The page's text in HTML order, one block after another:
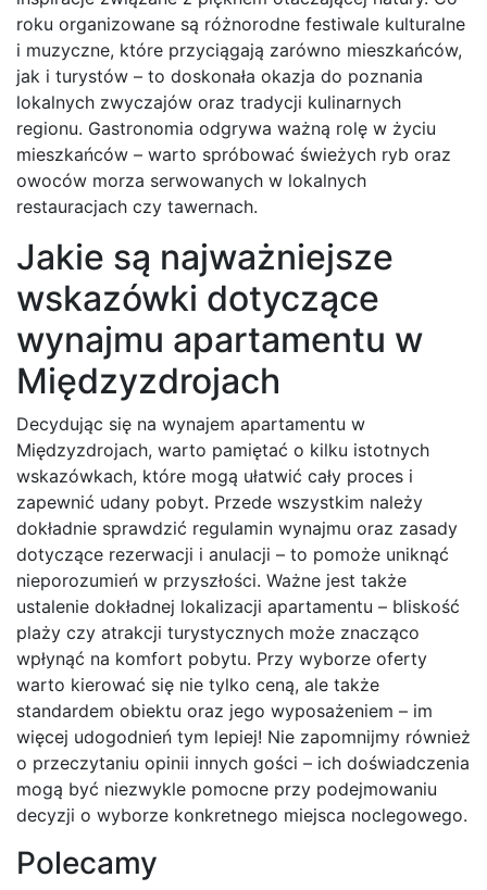
roku organizowane są różnorodne festiwale kulturalne
i muzyczne, które przyciągają zarówno mieszkańców,
jak i turystów – to doskonała okazja do poznania
lokalnych zwyczajów oraz tradycji kulinarnych
regionu. Gastronomia odgrywa ważną rolę w życiu
mieszkańców – warto spróbować świeżych ryb oraz
owoców morza serwowanych w lokalnych
restauracjach czy tawernach.
Jakie są najważniejsze
wskazówki dotyczące
wynajmu apartamentu w
Międzyzdrojach
Decydując się na wynajem apartamentu w
Międzyzdrojach, warto pamiętać o kilku istotnych
wskazówkach, które mogą ułatwić cały proces i
zapewnić udany pobyt. Przede wszystkim należy
dokładnie sprawdzić regulamin wynajmu oraz zasady
dotyczące rezerwacji i anulacji – to pomoże uniknąć
nieporozumień w przyszłości. Ważne jest także
ustalenie dokładnej lokalizacji apartamentu – bliskość
plaży czy atrakcji turystycznych może znacząco
wpłynąć na komfort pobytu. Przy wyborze oferty
warto kierować się nie tylko ceną, ale także
standardem obiektu oraz jego wyposażeniem – im
więcej udogodnień tym lepiej! Nie zapomnijmy również
o przeczytaniu opinii innych gości – ich doświadczenia
mogą być niezwykle pomocne przy podejmowaniu
decyzji o wyborze konkretnego miejsca noclegowego.
Polecamy